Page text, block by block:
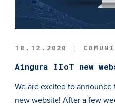
18.12.2020 |
Aingura IIoT new
We are excited to
new website! After a few